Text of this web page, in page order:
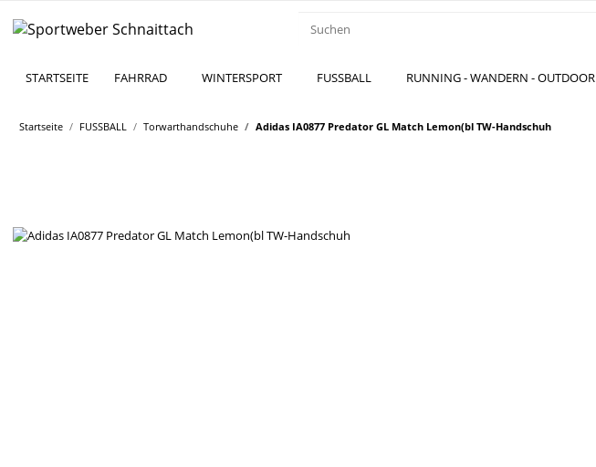
FAHRRAD WINTERSPORT FUSSBALL RUNNING - WANDERN - OUTDOOR
STARTSEITE
Startseite FUSSBALL Torwarthandschuhe Adidas IA0877 Predator GL Match Lemon(bl TW-Handschuh